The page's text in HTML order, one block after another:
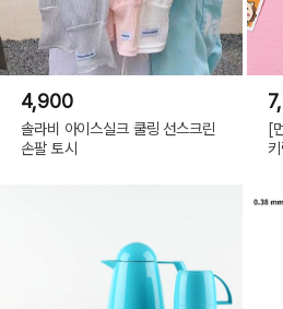
4,900
솔라비 아이스실크 쿨링 선스크린
손팔 토시
[